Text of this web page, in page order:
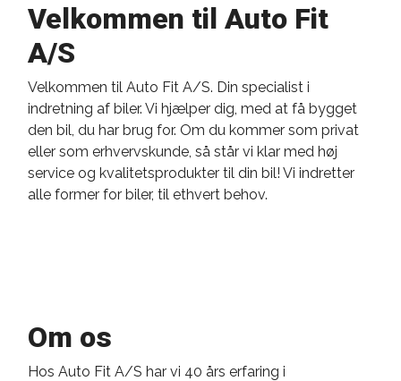
Velkommen til Auto Fit
A/S
Velkommen til Auto Fit A/S. Din specialist i
indretning af biler. Vi hjælper dig, med at få bygget
den bil, du har brug for. Om du kommer som privat
eller som erhvervskunde, så står vi klar med høj
service og kvalitetsprodukter til din bil! Vi indretter
alle former for biler, til ethvert behov.
Om os
Hos Auto Fit A/S har vi 40 års erfaring i